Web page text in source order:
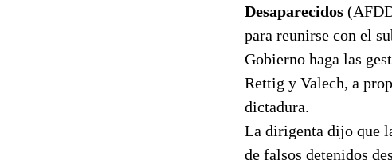
Desaparecidos
para reunirse con el
Gobierno haga las
Rettig y Valech, a
dictadura.
La dirigenta dijo que
de falsos detenidos